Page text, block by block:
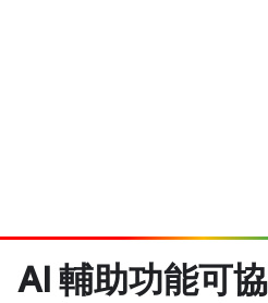
AI 輔助功能可